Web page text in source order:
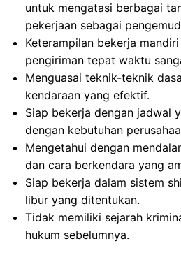
untuk mengatasi berbagai
pekerjaan sebagai
Keterampilan bekerja
pengiriman tepat waktu
Menguasai teknik-teknik
kendaraan yang efektif.
Siap bekerja dengan jadwal
dengan kebutuhan
Mengetahui dengan
dan cara berkendara yang
Siap bekerja dalam sistem
libur yang ditentukan.
Tidak memiliki sejarah
hukum sebelumnya.